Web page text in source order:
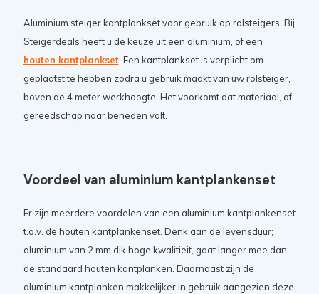
Aluminium steiger kantplankset voor gebruik op rolsteigers. Bij
Steigerdeals heeft u de keuze uit een aluminium, of een
houten kantplankset. Een kantplankset is verplicht om
geplaatst te hebben zodra u gebruik maakt van uw rolsteiger,
boven de 4 meter werkhoogte. Het voorkomt dat materiaal, of
gereedschap naar beneden valt.
Voordeel van aluminium kantplankenset
Er zijn meerdere voordelen van een aluminium kantplankenset
t.o.v. de houten kantplankenset. Denk aan de levensduur;
aluminium van 2 mm dik hoge kwalitieit, gaat langer mee dan
de standaard houten kantplanken. Daarnaast zijn de
aluminium kantplanken makkelijker in gebruik aangezien deze